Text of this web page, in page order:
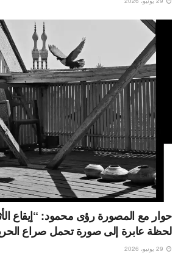
حوار مع المصورة رؤى محمود: “إيقاع
لحظة عابرة إلى صورة تحمل صراع